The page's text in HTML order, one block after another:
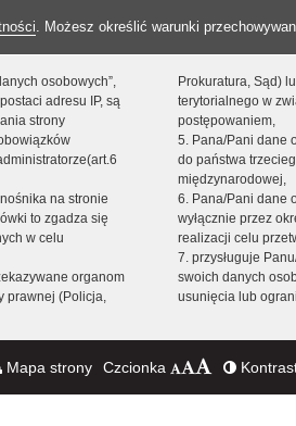
. Możesz określić warunki
osobowych”,
adresu IP, są
strony
na stronie
to zgadza się
w celu
organom
prawnej (Policja,
Prokuratura, Sąd)
terytorialnego w
postępowaniem,
5. Pana/Pani dane
do państwa
międzynarodowej,
6. Pana/Pani dane
wyłącznie przez
realizacji celu
7. przysługuje
swoich danych
usunięcia lub
Mapa strony Czcionka